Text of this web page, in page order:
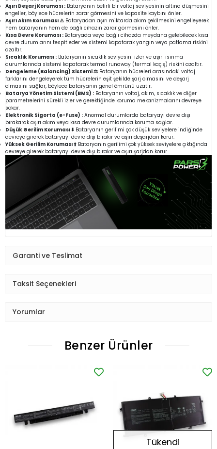
Aşırı Deşarj Koruması : Bataryanın belirli bir voltaj seviyesinin altına düşmesini
engeller, böylece hücrelerin zarar görmesini ve kapasite kaybını önler.
Aşırı Akım Koruması ⚠️Bataryadan aşırı miktarda akım çekilmesini engelleyerek
hem bataryanın hem de bağlı cihazın zarar görmesini önler.
Kısa Devre Koruması : Bataryada veya bağlı cihazda meydana gelebilecek kısa
devre durumlarını tespit eder ve sistemi kapatarak yangın veya patlama riskini
azaltır.
Sıcaklık Koruması : Bataryanın sıcaklık seviyesini izler ve aşırı ısınma
durumlarında sistemi kapatarak termal runaway (termal kaçış) riskini azaltır.
Dengeleme (Balancing) Sistemi ⚖️ Bataryanın hücreleri arasındaki voltaj
farklarını dengeleyerek tüm hücrelerin eşit şekilde şarj olmasını ve deşarj
olmasını sağlar, böylece bataryanın genel ömrünü uzatır.
Batarya Yönetim Sistemi (BMS) : Bataryanın voltaj, akım, sıcaklık ve diğer
parametrelerini sürekli izler ve gerektiğinde koruma mekanizmalarını devreye
sokar.
Elektronik Sigorta (e-Fuse) : Anormal durumlarda bataryayı devre dışı
bırakarak aşırı akım veya kısa devre durumlarında koruma sağlar.
Düşük Gerilim Koruması ⬇️ Bataryanın gerilimi çok düşük seviyelere indiğinde
devreye girerek bataryayı devre dışı bırakır ve aşırı deşarjdan korur.
Yüksek Gerilim Koruması ⬆️ Bataryanın gerilimi çok yüksek seviyelere çıktığında
devreye girerek bataryayı devre dışı bırakır ve aşırı şarjdan korur
Garanti ve Teslimat
Taksit Seçenekleri
Yorumlar
Benzer Ürünler
Tükendi